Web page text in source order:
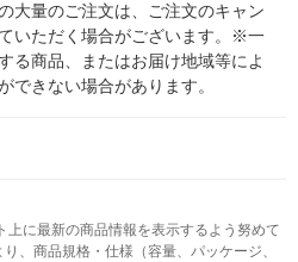
大量のご注文は、ご注文のキャン
いただく場合がございます。※一
る商品、またはお届け地域等によ
できない場合があります。
上に最新の商品情報を表示するよう努めて
、商品規格・仕様（容量、パッケージ、